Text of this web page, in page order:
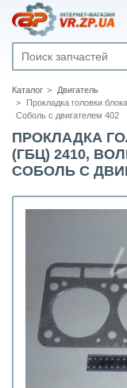
Каталог
Двигатель
Прокладка головки
Соболь с двигателем 402
ПРОКЛАДКА
(ГБЦ) 2410,
СОБОЛЬ С